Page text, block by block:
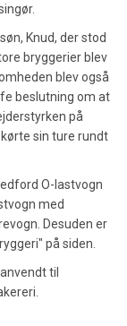
Knud, der stod
bryggerier blev
blev også
beslutning om at
på
sin ture rundt
O-lastvogn
med
Desuden er
på siden.
til